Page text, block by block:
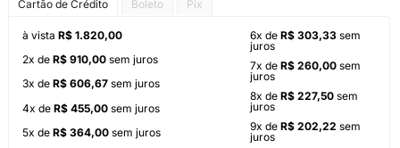
Cartão de Crédito Boleto Pix
à vista R$ 1.820,00
2x de R$ 910,00 sem juros
3x de R$ 606,67 sem juros
4x de R$ 455,00 sem juros
5x de R$ 364,00 sem juros
6x de R$ 303,33 sem
juros
7x de R$ 260,00 sem
juros
8x de R$ 227,50 sem
juros
9x de R$ 202,22 sem
juros